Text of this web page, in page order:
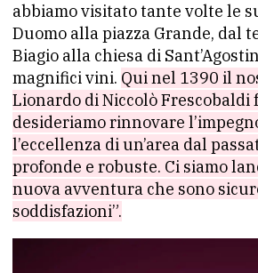
abbiamo visitato tante volte le
Duomo alla piazza Grande, dal
Biagio alla chiesa di
magnifici vini. Qui nel 1390 il
Lionardo di Niccolò Frescobaldi
desideriamo rinnovare
l’eccellenza di un’area dal
profonde e robuste. Ci siamo
nuova avventura che sono
soddisfazioni”.